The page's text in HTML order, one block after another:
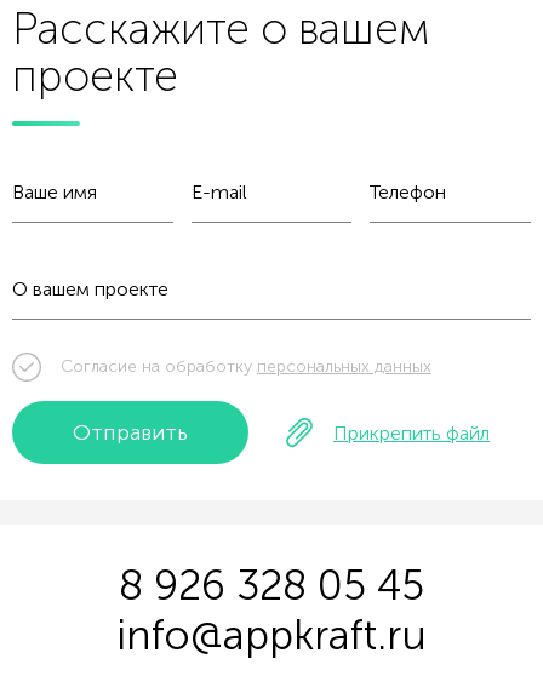
Расскажите о вашем
проекте
Отправить Прикрепить файл
Согласие на обработку персональных данных
8 926 328 05 45
info@appkraft.ru